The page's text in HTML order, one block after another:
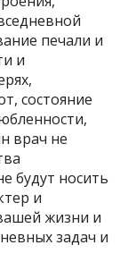
печали и
и
состояние
врач не
будут носить
и
жизни и
задач и